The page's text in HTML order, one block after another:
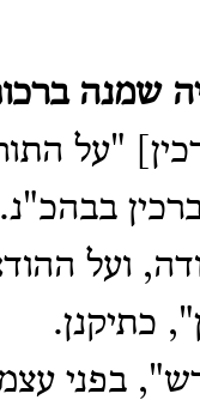
שמנה
"על
בבהכ"נ.
ועל
כתיקנן.
בפני